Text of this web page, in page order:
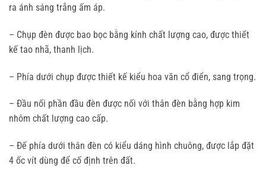
ra ánh sáng trắng ấm áp.
– Chụp đèn được bao bọc bằng kính chất lượng cao, được thiết
kế tao nhã, thanh lịch.
– Phía dưới chụp được thiết kế kiểu hoa văn cổ điển, sang trọng.
– Đầu nối phần đầu đèn được nối với thân đèn bằng hợp kim
nhôm chất lượng cao cấp.
– Đế phía dưới thân đèn có kiểu dáng hình chuông, được lắp đặt
4 ốc vít dùng để cố định trên đất.